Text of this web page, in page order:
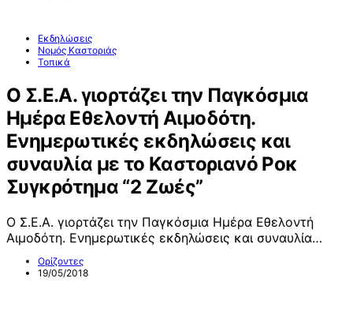
Εκδηλώσεις
Νομός Καστοριάς
Τοπικά
Ο Σ.Ε.Α. γιορτάζει την Παγκόσμια
Ημέρα Εθελοντή Αιμοδότη.
Ενημερωτικές εκδηλώσεις και
συναυλία με το Καστοριανό Ροκ
Συγκρότημα “2 Ζωές”
Ο Σ.Ε.Α. γιορτάζει την Παγκόσμια Ημέρα Εθελοντή
Αιμοδότη. Ενημερωτικές εκδηλώσεις και συναυλία…
Ορίζοντες
19/05/2018